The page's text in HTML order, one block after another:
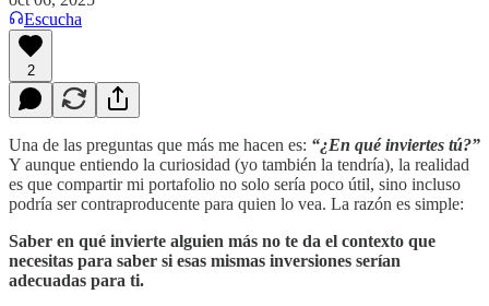
Escucha
2
Una de las preguntas que más me hacen es: “¿En qué inviertes tú?”
Y aunque entiendo la curiosidad (yo también la tendría), la realidad
es que compartir mi portafolio no solo sería poco útil, sino incluso
podría ser contraproducente para quien lo vea. La razón es simple:
Saber en qué invierte alguien más no te da el contexto que
necesitas para saber si esas mismas inversiones serían
adecuadas para ti.